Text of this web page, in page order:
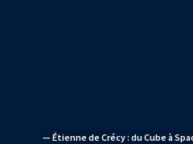
— Étienne de Crécy : du Cube à